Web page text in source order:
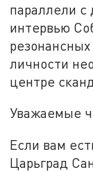
параллели с
интервью
личности
центре
Уважаемые
Если вам
Царьград